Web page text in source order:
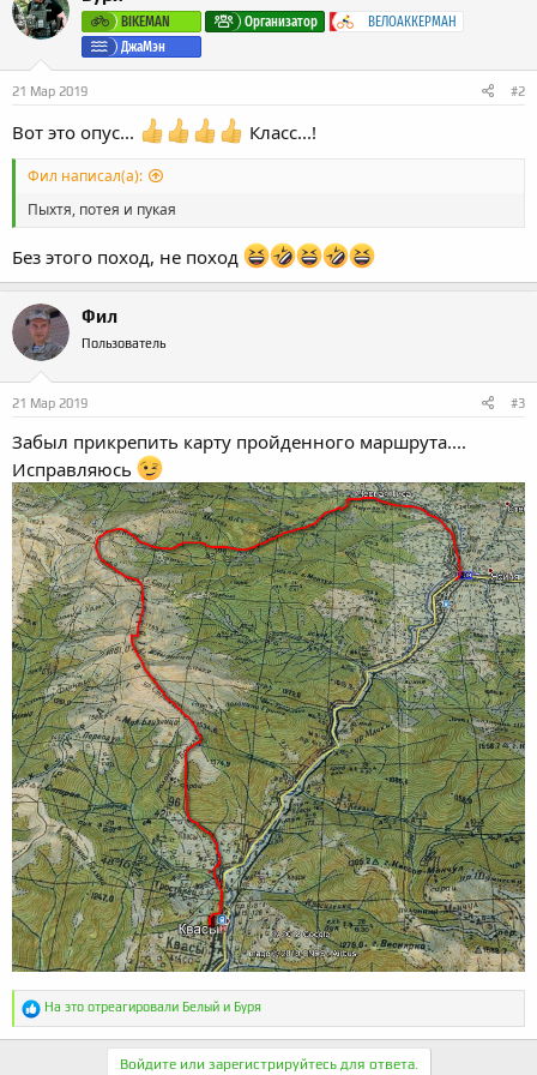
BIKEMAN Организатор
ВЕЛОАККЕРМАН
ДжаМэн
21 Мар 2019 #2
Вот это опус... Класс...!
Фил написал(а):
Пыхтя, потея и пукая
Без этого поход, не поход
Фил
Пользователь
21 Мар 2019 #3
Забыл прикрепить карту пройденного маршрута....
Исправляюсь
Р
а
На это отреагировали Белый и Буря
Войдите или зарегистрируйтесь для ответа.